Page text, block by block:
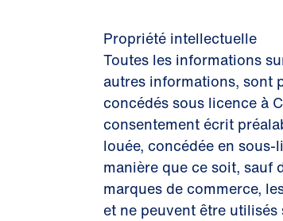
Propriété intellectuelle
Toutes les informations
autres informations, sont
concédés sous licence à
consentement écrit
louée, concédée en
manière que ce soit, sauf
marques de commerce,
et ne peuvent être